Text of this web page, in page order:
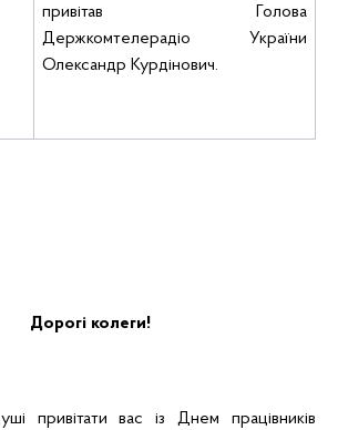
привітав Голова
Держкомтелерадіо України
Олександр Курдінович.
Дорогі колеги!
привітати вас із Днем працівників